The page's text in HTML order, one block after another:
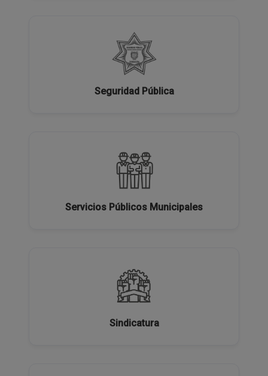
Seguridad Pública
Servicios Públicos Municipales
Sindicatura